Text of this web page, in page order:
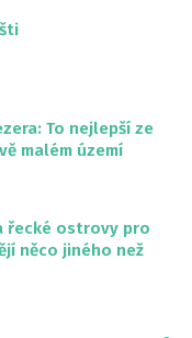
To nejlepší ze
malém území
řecké ostrovy pro
něco jiného než